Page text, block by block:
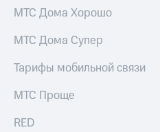
и акционерам
Корпоративное
секретарь
информации
МТС Дома Хорошо
МТС Дома Супер
Тарифы мобильной связи
МТС Проще
RED